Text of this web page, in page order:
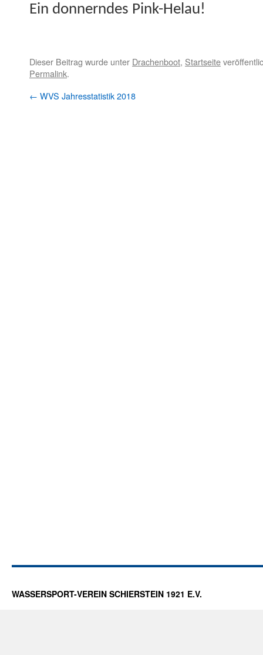
Ein don­nern­des Pink-Helau!
Dieser Beitrag wurde unter Drachenboot, Startseite
Permalink.
← WVS Jahresstatistik 2018
WASSERSPORT-VEREIN SCHIERSTEIN 1921 E.V.